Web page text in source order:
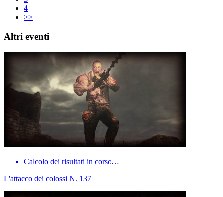
4
>>
Altri eventi
Calcolo dei risultati in corso…
L'attacco dei colossi N. 137